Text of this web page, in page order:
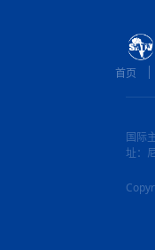
首页
国际
址：